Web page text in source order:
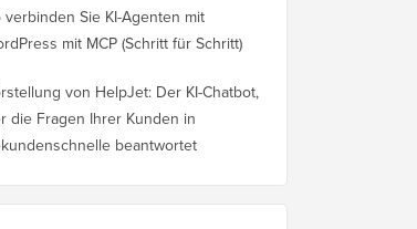
verbinden Sie KI-Agenten mit
mit MCP (Schritt für Schritt)
von HelpJet: Der KI-Chatbot,
die Fragen Ihrer Kunden in
beantwortet